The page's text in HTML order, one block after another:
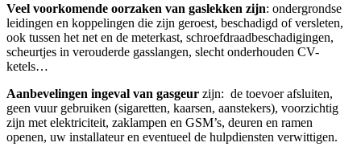
Veel voorkomende oorzaken van gaslekken zijn: ondergrondse
leidingen en koppelingen die zijn geroest, beschadigd of versleten,
ook tussen het net en de meterkast, schroefdraadbeschadigingen,
scheurtjes in verouderde gasslangen, slecht onderhouden CV-
ketels…
Aanbevelingen ingeval van gasgeur zijn: de toevoer afsluiten,
geen vuur gebruiken (sigaretten, kaarsen, aanstekers), voorzichtig
zijn met elektriciteit, zaklampen en GSM’s, deuren en ramen
openen, uw installateur en eventueel de hulpdiensten verwittigen.